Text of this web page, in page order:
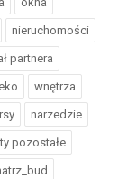
nieruchomości
partnera
eko wnętrza
narzedzie
pozostałe